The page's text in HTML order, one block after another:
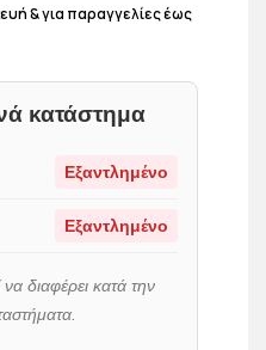
& για παραγγελίες έως
κατάστημα
Εξαντλημένο
Εξαντλημένο
διαφέρει κατά την